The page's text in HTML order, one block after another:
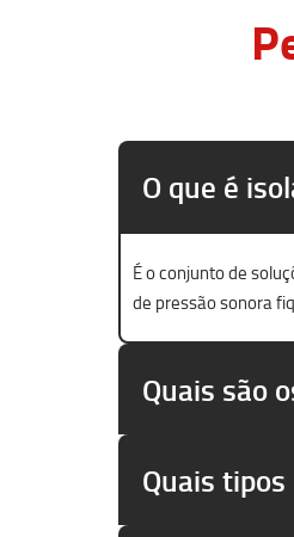
O que é
É o conjunto de
de pressão sonora
Quais são
Quais